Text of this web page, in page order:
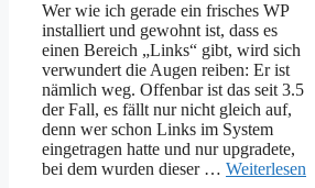
Wer wie ich gerade ein frisches WP
installiert und gewohnt ist, dass es
einen Bereich „Links“ gibt, wird sich
verwundert die Augen reiben: Er ist
nämlich weg. Offenbar ist das seit 3.5
der Fall, es fällt nur nicht gleich auf,
denn wer schon Links im System
eingetragen hatte und nur upgradete,
bei dem wurden dieser … Weiterlesen